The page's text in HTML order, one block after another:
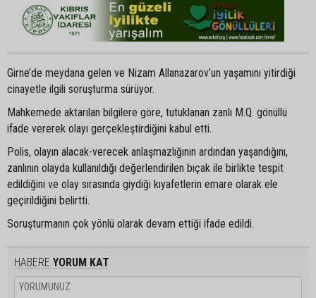
Girne’de meydana gelen ve Nizam Allanazarov’un yaşamını yitirdiği
cinayetle ilgili soruşturma sürüyor.
Mahkemede aktarılan bilgilere göre, tutuklanan zanlı M.Q. gönüllü
ifade vererek olayı gerçekleştirdiğini kabul etti.
Polis, olayın alacak-verecek anlaşmazlığının ardından yaşandığını,
zanlının olayda kullanıldığı değerlendirilen bıçak ile birlikte tespit
edildiğini ve olay sırasında giydiği kıyafetlerin emare olarak ele
geçirildiğini belirtti.
Soruşturmanın çok yönlü olarak devam ettiği ifade edildi.
HABERE YORUM KAT